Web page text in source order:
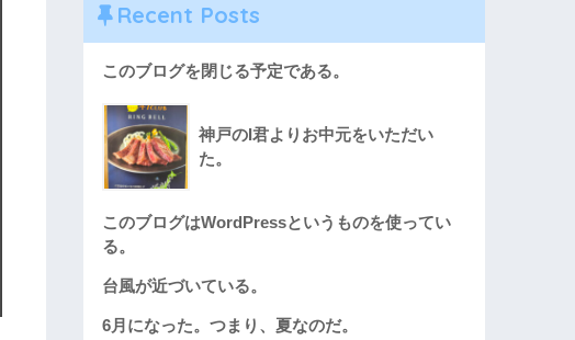
Recent Posts
このブログを閉じる予定である。
神戸のI君よりお中元をいただい
た。
このブログはWordPressというものを使ってい
る。
台風が近づいている。
6月になった。つまり、夏なのだ。